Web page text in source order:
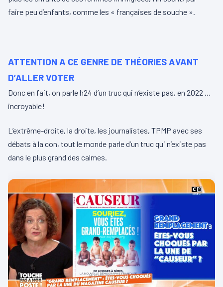
faire peu d’enfants, comme les « françaises de souche ».
ATTENTION A CE GENRE DE THÉORIES AVANT
D’ALLER VOTER
Donc en fait, on parle h24 d’un truc qui n’existe pas, en 2022 …
incroyable!
L’extrême-droite, la droite, les journalistes, TPMP avec ses
débats à la con, tout le monde parle d’un truc qui n’existe pas
dans le plus grand des calmes.